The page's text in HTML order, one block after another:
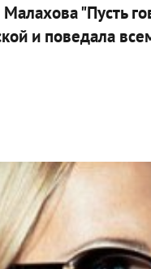
"Пусть
и поведала